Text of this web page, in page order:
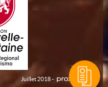
Juillet 2018 -